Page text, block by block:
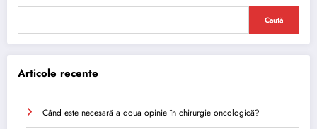
Caută
Articole recente
Când este necesară a doua opinie în chirurgie oncologică?